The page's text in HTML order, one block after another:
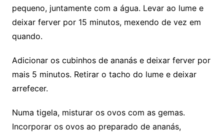
pequeno, juntamente com a água. Levar ao lume e
deixar ferver por 15 minutos, mexendo de vez em
quando.
Adicionar os cubinhos de ananás e deixar ferver por
mais 5 minutos. Retirar o tacho do lume e deixar
arrefecer.
Numa tigela, misturar os ovos com as gemas.
Incorporar os ovos ao preparado de ananás,